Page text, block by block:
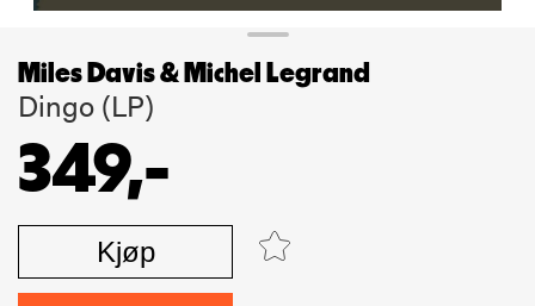
Miles Davis & Michel Legrand
Dingo (LP)
349,-
Kjøp